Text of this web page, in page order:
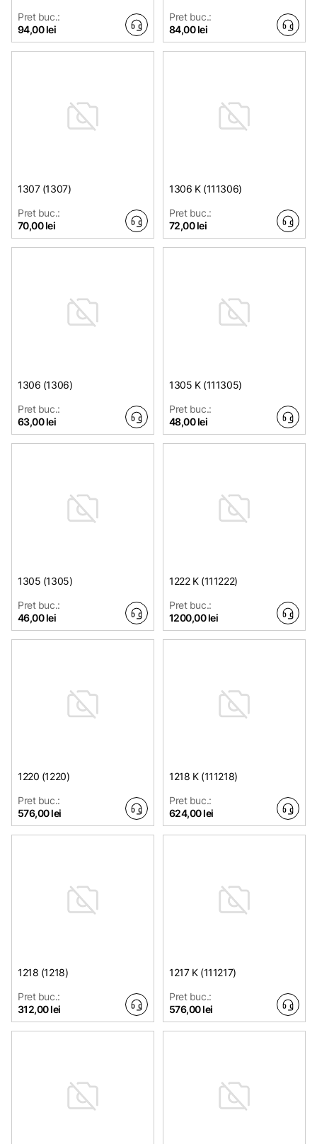
Pret buc.:
94,00 lei
Pret buc.:
84,00 lei
1307 (1307)
Pret buc.:
70,00 lei
1306 K (111306)
Pret buc.:
72,00 lei
1306 (1306)
Pret buc.:
63,00 lei
1305 K (111305)
Pret buc.:
48,00 lei
1305 (1305)
Pret buc.:
46,00 lei
1222 K (111222)
Pret buc.:
1200,00 lei
1220 (1220)
Pret buc.:
576,00 lei
1218 K (111218)
Pret buc.:
624,00 lei
1218 (1218)
Pret buc.:
312,00 lei
1217 K (111217)
Pret buc.:
576,00 lei